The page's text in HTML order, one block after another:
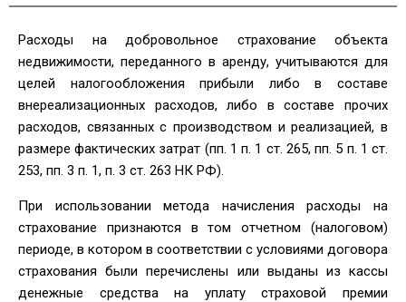
Расходы на добровольное страхование объекта
недвижимости, переданного в аренду, учитываются для
целей налогообложения прибыли либо в составе
внереализационных расходов, либо в составе прочих
расходов, связанных с производством и реализацией, в
размере фактических затрат (пп. 1 п. 1 ст. 265, пп. 5 п. 1 ст.
253, пп. 3 п. 1, п. 3 ст. 263 НК РФ).
При использовании метода начисления расходы на
страхование признаются в том отчетном (налоговом)
периоде, в котором в соответствии с условиями договора
страхования были перечислены или выданы из кассы
денежные средства на уплату страховой премии